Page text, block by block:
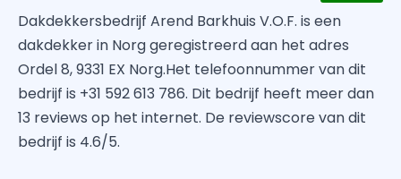
Dakdekkersbedrijf Arend Barkhuis V.O.F. is een
dakdekker in Norg geregistreerd aan het adres
Ordel 8, 9331 EX Norg.Het telefoonnummer van dit
bedrijf is +31 592 613 786. Dit bedrijf heeft meer dan
13 reviews op het internet. De reviewscore van dit
bedrijf is 4.6/5.